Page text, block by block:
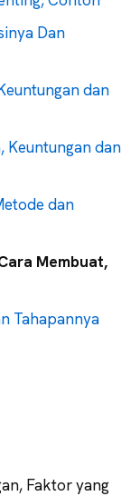
Dan
dan
Keuntungan dan
dan
Membuat,
Tahapannya
Faktor yang